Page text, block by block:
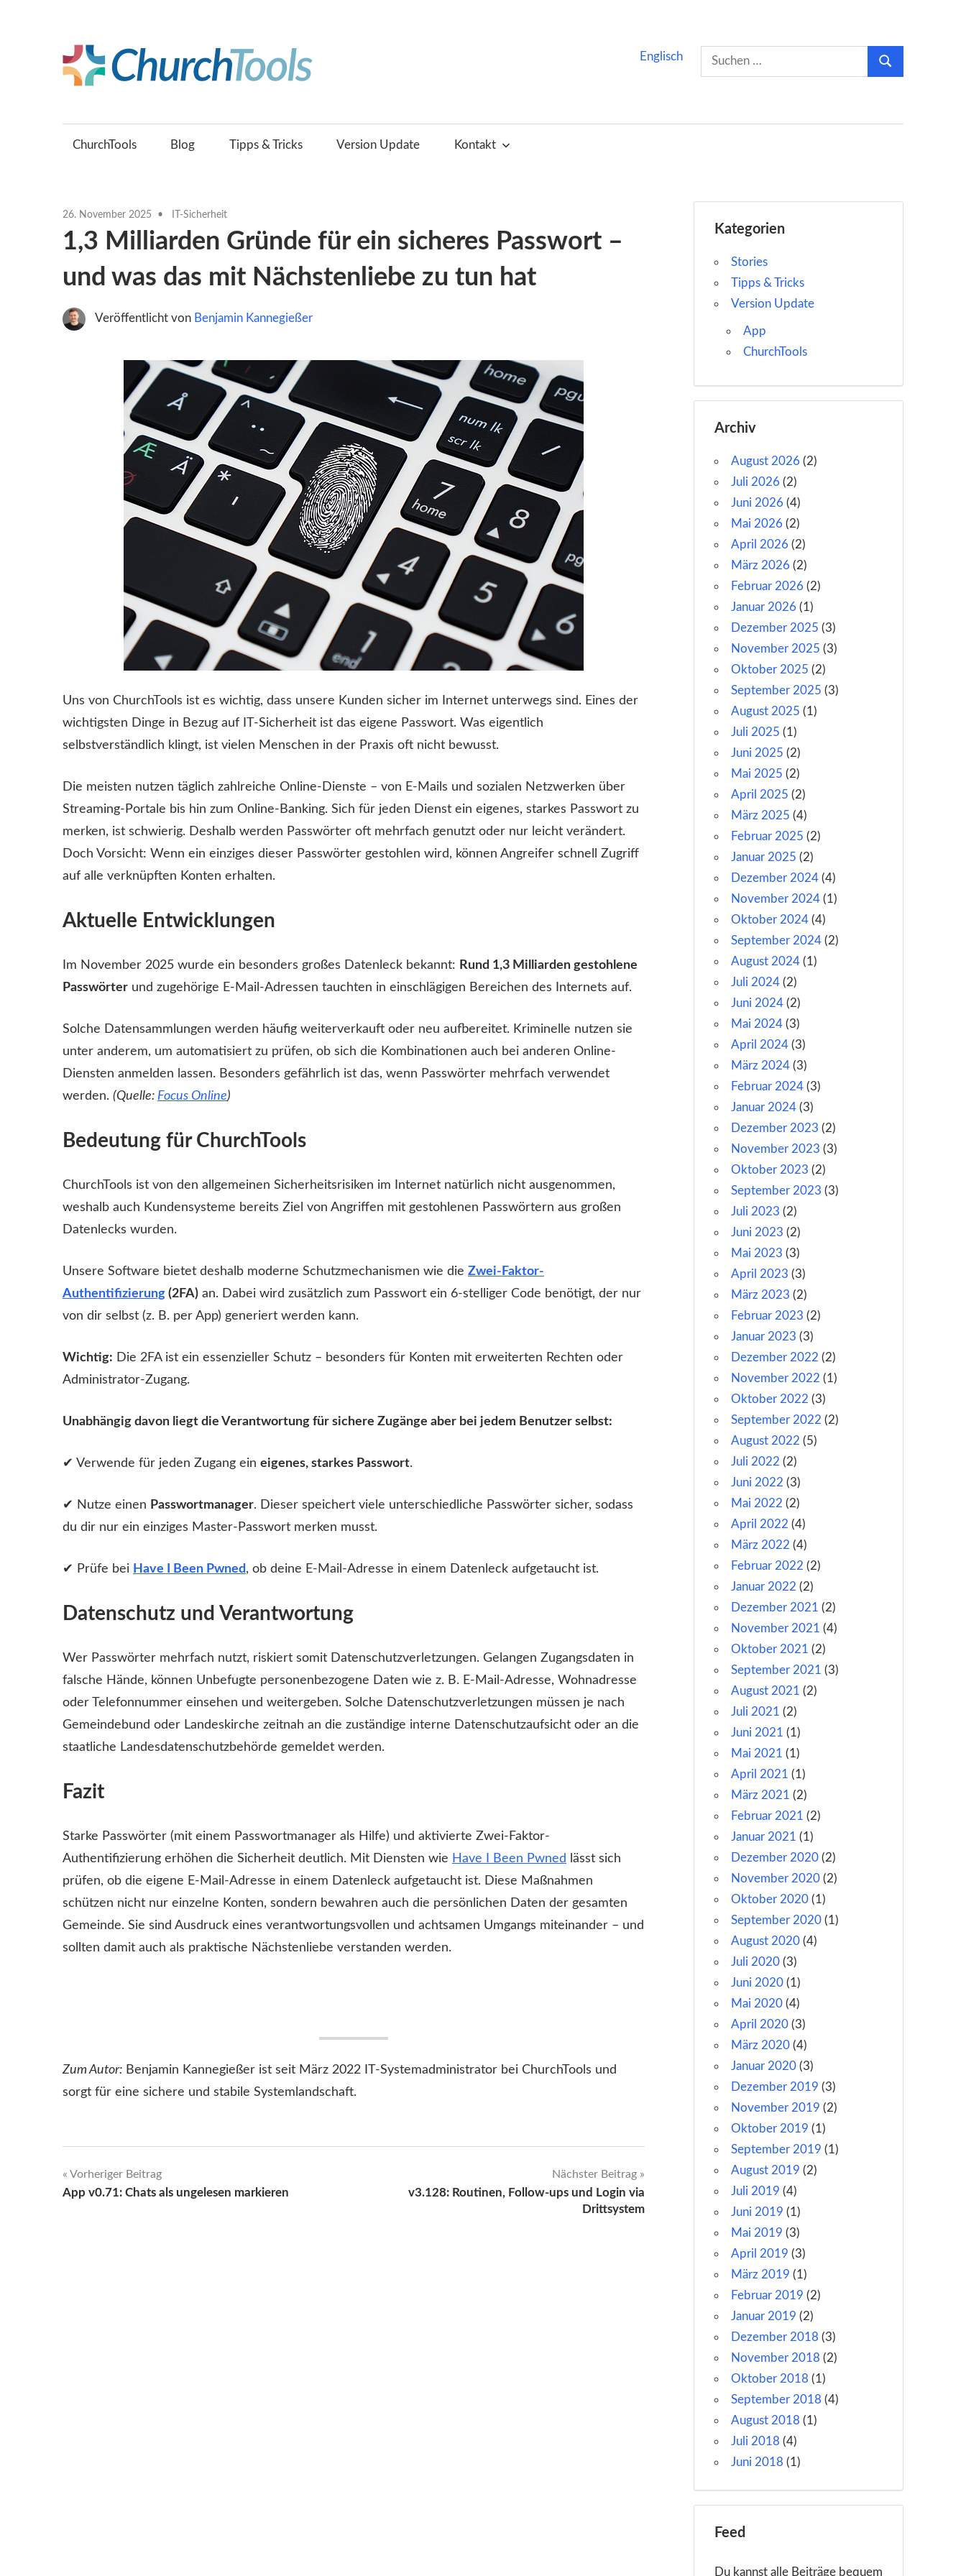
springen
(Deutsch)
Suchen
nach:
Suchen
Englisch
ChurchTools Blog Tipps & Tricks Version Update Kontakt
26. November 2025 IT-Sicherheit
1,3 Milliarden Gründe für ein sicheres Passwort –
und was das mit Nächstenliebe zu tun hat
Veröffentlicht von Benjamin Kannegießer
Uns von ChurchTools ist es wichtig, dass unsere Kunden sicher im Internet unterwegs sind. Eines der
wichtigsten Dinge in Bezug auf IT-Sicherheit ist das eigene Passwort. Was eigentlich
selbstverständlich klingt, ist vielen Menschen in der Praxis oft nicht bewusst.
Die meisten nutzen täglich zahlreiche Online-Dienste – von E-Mails und sozialen Netzwerken über
Streaming-Portale bis hin zum Online-Banking. Sich für jeden Dienst ein eigenes, starkes Passwort zu
merken, ist schwierig. Deshalb werden Passwörter oft mehrfach genutzt oder nur leicht verändert.
Doch Vorsicht: Wenn ein einziges dieser Passwörter gestohlen wird, können Angreifer schnell Zugriff
auf alle verknüpften Konten erhalten.
Aktuelle Entwicklungen
Im November 2025 wurde ein besonders großes Datenleck bekannt: Rund 1,3 Milliarden gestohlene
Passwörter und zugehörige E-Mail-Adressen tauchten in einschlägigen Bereichen des Internets auf.
Solche Datensammlungen werden häufig weiterverkauft oder neu aufbereitet. Kriminelle nutzen sie
unter anderem, um automatisiert zu prüfen, ob sich die Kombinationen auch bei anderen Online-
Diensten anmelden lassen. Besonders gefährlich ist das, wenn Passwörter mehrfach verwendet
werden. (Quelle: Focus Online)
Bedeutung für ChurchTools
ChurchTools ist von den allgemeinen Sicherheitsrisiken im Internet natürlich nicht ausgenommen,
weshalb auch Kundensysteme bereits Ziel von Angriffen mit gestohlenen Passwörtern aus großen
Datenlecks wurden.
Unsere Software bietet deshalb moderne Schutzmechanismen wie die Zwei-Faktor-
Authentifizierung (2FA) an. Dabei wird zusätzlich zum Passwort ein 6-stelliger Code benötigt, der nur
von dir selbst (z. B. per App) generiert werden kann.
Wichtig: Die 2FA ist ein essenzieller Schutz – besonders für Konten mit erweiterten Rechten oder
Administrator-Zugang.
Unabhängig davon liegt die Verantwortung für sichere Zugänge aber bei jedem Benutzer selbst:
✔ Verwende für jeden Zugang ein eigenes, starkes Passwort.
✔ Nutze einen Passwortmanager. Dieser speichert viele unterschiedliche Passwörter sicher, sodass
du dir nur ein einziges Master-Passwort merken musst.
✔ Prüfe bei Have I Been Pwned, ob deine E-Mail-Adresse in einem Datenleck aufgetaucht ist.
Datenschutz und Verantwortung
Wer Passwörter mehrfach nutzt, riskiert somit Datenschutzverletzungen. Gelangen Zugangsdaten in
falsche Hände, können Unbefugte personenbezogene Daten wie z. B. E-Mail-Adresse, Wohnadresse
oder Telefonnummer einsehen und weitergeben. Solche Datenschutzverletzungen müssen je nach
Gemeindebund oder Landeskirche zeitnah an die zuständige interne Datenschutzaufsicht oder an die
staatliche Landesdatenschutzbehörde gemeldet werden.
Fazit
Starke Passwörter (mit einem Passwortmanager als Hilfe) und aktivierte Zwei-Faktor-
Authentifizierung erhöhen die Sicherheit deutlich. Mit Diensten wie Have I Been Pwned
lässt sich
prüfen, ob die eigene E-Mail-Adresse in einem Datenleck aufgetaucht ist. Diese Maßnahmen
schützen nicht nur einzelne Konten, sondern bewahren auch die persönlichen Daten der gesamten
Gemeinde. Sie sind Ausdruck eines verantwortungsvollen und achtsamen Umgangs miteinander – und
sollten damit auch als praktische Nächstenliebe verstanden werden.
Zum Autor: Benjamin Kannegießer ist seit März 2022 IT-Systemadministrator bei ChurchTools und
sorgt für eine sichere und stabile Systemlandschaft.
Beitragsnavigation
Vorheriger Beitrag
App v0.71: Chats als ungelesen markieren
Nächster Beitrag
v3.128: Routinen, Follow-ups und Login via
Drittsystem
Kategorien
Stories
Tipps & Tricks
Version Update
App
ChurchTools
Archiv
August 2026 (2)
Juli 2026 (2)
Juni 2026 (4)
Mai 2026 (2)
April 2026 (2)
März 2026 (2)
Februar 2026 (2)
Januar 2026 (1)
Dezember 2025 (3)
November 2025 (3)
Oktober 2025 (2)
September 2025 (3)
August 2025 (1)
Juli 2025 (1)
Juni 2025 (2)
Mai 2025 (2)
April 2025 (2)
März 2025 (4)
Februar 2025 (2)
Januar 2025 (2)
Dezember 2024(4)
November 2024(1)
Oktober 2024(4)
September 2024(2)
August 2024(1)
Juli 2024(2)
Juni 2024(2)
Mai 2024(3)
April 2024(3)
März 2024(3)
Februar 2024(3)
Januar 2024(3)
Dezember 2023 (2)
November 2023 (3)
Oktober 2023 (2)
September 2023 (3)
Juli 2023 (2)
Juni 2023 (2)
Mai 2023 (3)
April 2023 (3)
März 2023 (2)
Februar 2023 (2)
Januar 2023 (3)
Dezember 2022 (2)
November 2022 (1)
Oktober 2022 (3)
September 2022 (2)
August 2022 (5)
Juli 2022 (2)
Juni 2022 (3)
Mai 2022 (2)
April 2022 (4)
März 2022 (4)
Februar 2022 (2)
Januar 2022 (2)
Dezember 2021 (2)
November 2021 (4)
Oktober 2021 (2)
September 2021 (3)
August 2021 (2)
Juli 2021 (2)
Juni 2021 (1)
Mai 2021 (1)
April 2021 (1)
März 2021 (2)
Februar 2021 (2)
Januar 2021 (1)
Dezember 2020(2)
November 2020(2)
Oktober 2020(1)
September 2020(1)
August 2020(4)
Juli 2020(3)
Juni 2020(1)
Mai 2020(4)
April 2020(3)
März 2020(4)
Januar 2020(3)
Dezember 2019 (3)
November 2019 (2)
Oktober 2019 (1)
September 2019 (1)
August 2019 (2)
Juli 2019 (4)
Juni 2019 (1)
Mai 2019 (3)
April 2019 (3)
März 2019 (1)
Februar 2019 (2)
Januar 2019 (2)
Dezember 2018 (3)
November 2018 (2)
Oktober 2018 (1)
September 2018 (4)
August 2018 (1)
Juli 2018 (4)
Juni 2018 (1)
Feed
Du kannst alle Beiträge bequem